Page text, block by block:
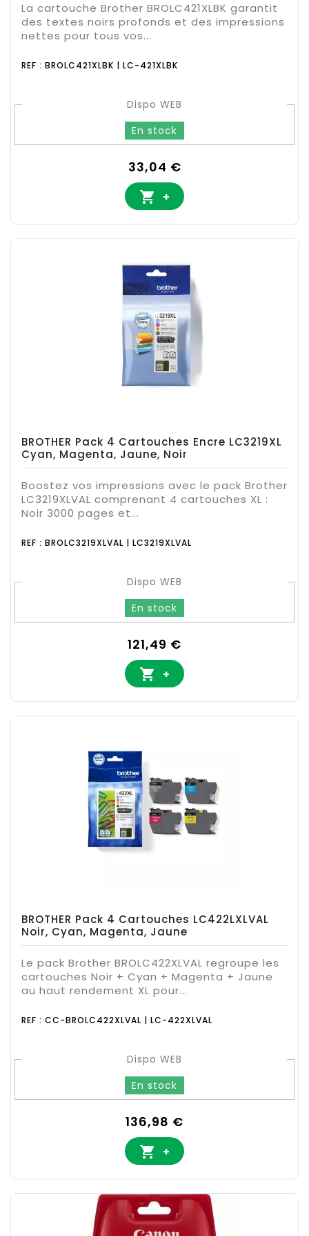
La cartouche Brother BROLC421XLBK garantit
des textes noirs profonds et des impressions
nettes pour tous vos...
REF : BROLC421XLBK | LC-421XLBK
Dispo WEB
En stock
Prix
33,04 €
 +
BROTHER Pack 4 Cartouches Encre LC3219XL
Cyan, Magenta, Jaune, Noir
Boostez vos impressions avec le pack Brother
LC3219XLVAL comprenant 4 cartouches XL :
Noir 3000 pages et...
REF : BROLC3219XLVAL | LC3219XLVAL
Dispo WEB
En stock
Prix
121,49 €
 +
BROTHER Pack 4 Cartouches LC422LXLVAL
Noir, Cyan, Magenta, Jaune
Le pack Brother BROLC422XLVAL regroupe les
cartouches Noir + Cyan + Magenta + Jaune
au haut rendement XL pour...
REF : CC-BROLC422XLVAL | LC-422XLVAL
Dispo WEB
En stock
Prix
136,98 €
 +